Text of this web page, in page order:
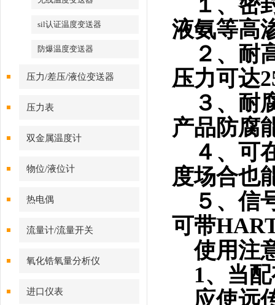
sil认证温度变送器
防爆温度变送器
压力/差压/液位变送器
压力表
双金属温度计
物位/液位计
热电偶
流量计/流量开关
氧化锆氧量分析仪
进口仪表
１、密
液氨等高
２、耐
压力可达
３、耐
产品防腐
４、可
度场合也
５、信
可带
使用注
1、当配
应使远